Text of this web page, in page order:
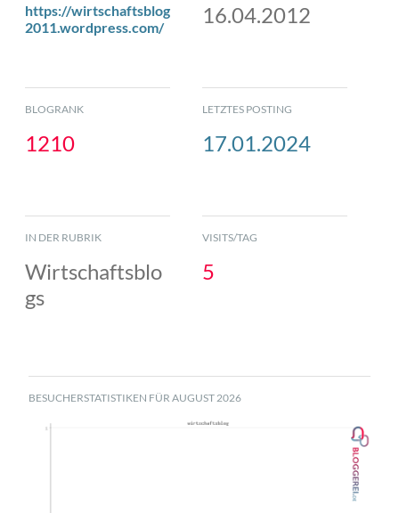
https://wirtschaftsblog
2011.wordpress.com/
16.04.2012
BLOGRANK
1210
LETZTES POSTING
17.01.2024
IN DER RUBRIK
Wirtschaftsblo
gs
VISITS/TAG
5
BESUCHERSTATISTIKEN FÜR AUGUST 2026